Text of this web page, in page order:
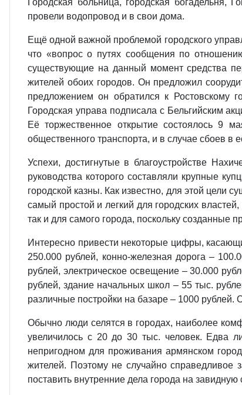
Городская больница, городская
провели водопровод и в свои дома.
Ещё одной важной проблемой городского
что «вопрос о путях сообщения по
существующие на данный момент средства
жителей обоих городов. Он предложил
предложением он обратился к Ростовскому
Городская управа подписала с Бельгийским
Её торжественное открытие состоялось 9
общественного транспорта, и в случае сбоев в
Успехи, достигнутые в благоустройстве
руководства которого составляли крупные
городской казны. Как известно, для этой цели
самый простой и легкий для городских
так и для самого города, поскольку созданные
Интересно привести некоторые цифры,
250.000 рублей, конно-железная дорога –
рублей, электрическое освещение – 30.000
рублей, здание начальных школ – 55 тыс.
различные постройки на базаре – 1000
Обычно люди селятся в городах, наиболее
увеличилось с 20 до 30 тыс. человек. Едва
непригодном для проживания армянском
жителей. Поэтому не случайно справедливое
поставить внутренние дела города на